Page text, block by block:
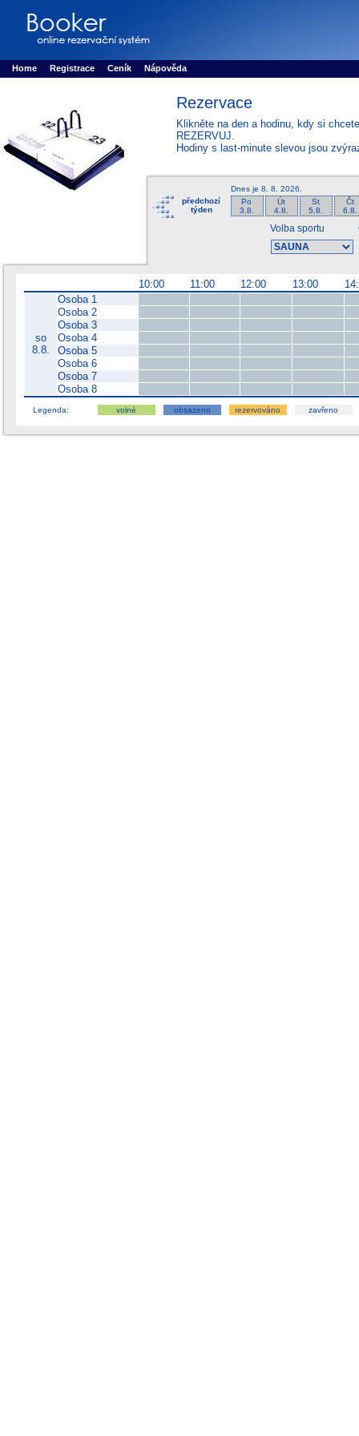
Rezervujse - Port�l pro online rezervace sportu
Home Registrace Ceník Nápověda
Rezervace
Klikněte na den a hodinu, kdy si
REZERVUJ.
Hodiny s last-minute slevou jsou
předchozí
týden
Dnes je8. 8. 2026
Po
3.8.
Út
4.8.
St
5.8.
Čt
6.8.
Volba sportu
10:00 11:00 12:00 13:00
so
8.8.
Osoba 1
Osoba 2
Osoba 3
Osoba 4
Osoba 5
Osoba 6
Osoba 7
Osoba 8
Legenda: volné obsazeno rezervováno zavřeno